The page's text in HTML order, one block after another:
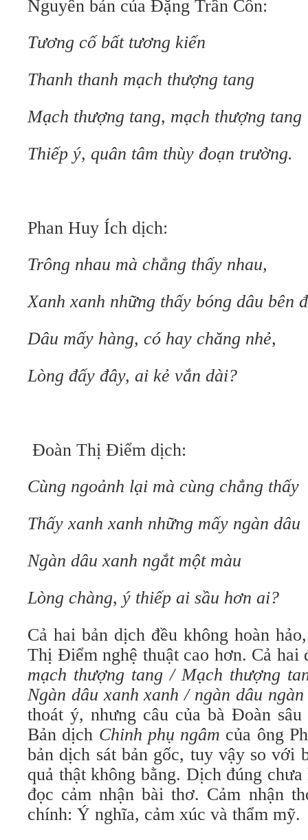
Nguyên bản của Đặng Trần Côn:
Tương cố bất tương kiến
Thanh thanh mạch thượng tang
Mạch thượng tang, mạch thượng tang
Thiếp ý, quân tâm thùy đoạn trường.
Phan Huy Ích dịch:
Trông nhau mà chẳng thấy nhau,
Xanh xanh những thấy bóng dâu bên
Dâu mấy hàng, có hay chăng nhẻ,
Lòng đấy đây, ai kẻ vắn dài?
Đoàn Thị Điểm dịch:
Cùng ngoảnh lại mà cùng chẳng thấy
Thấy xanh xanh những mấy ngàn dâu
Ngàn dâu xanh ngắt một màu
Lòng chàng, ý thiếp ai sầu hơn ai?
Cả hai bản dịch đều không hoàn
Thị Điểm nghệ thuật cao hơn. Cả hai
mạch thượng tang / Mạch thượng
Ngàn dâu xanh xanh / ngàn dâu
thoát ý, nhưng câu của bà Đoàn
Bản dịch Chinh phụ ngâm của ông
bản dịch sát bản gốc, tuy vậy so với
quả thật không bằng. Dịch đúng
đọc cảm nhận bài thơ. Cảm nhận
chính: Ý nghĩa, cảm xúc và thẩm mỹ.